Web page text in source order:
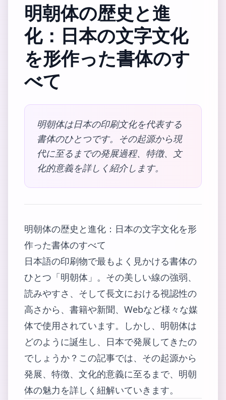
明朝体の歴史と進
化：日本の文字文化
を形作った書体のす
べて
明朝体は日本の印刷文化を代表する
書体のひとつです。その起源から現
代に至るまでの発展過程、特徴、文
化的意義を詳しく紹介します。
明朝体の歴史と進化：日本の文字文化を形
作った書体のすべて
日本語の印刷物で最もよく見かける書体の
ひとつ「明朝体」。その美しい線の強弱、
読みやすさ、そして長文における視認性の
高さから、書籍や新聞、Webなど様々な媒
体で使用されています。しかし、明朝体は
どのように誕生し、日本で発展してきたの
でしょうか？この記事では、その起源から
発展、特徴、文化的意義に至るまで、明朝
体の魅力を詳しく紐解いていきます。